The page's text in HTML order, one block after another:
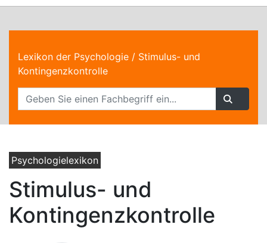
Lexikon der Psychologie / Stimulus- und
Kontingenzkontrolle
Psychologielexikon
Stimulus- und
Kontingenzkontrolle